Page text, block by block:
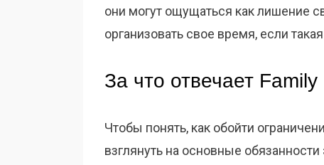
они могут ощущаться как лишение
организовать свое время, если
За что отвечает
Чтобы понять, как обойти
взглянуть на основные